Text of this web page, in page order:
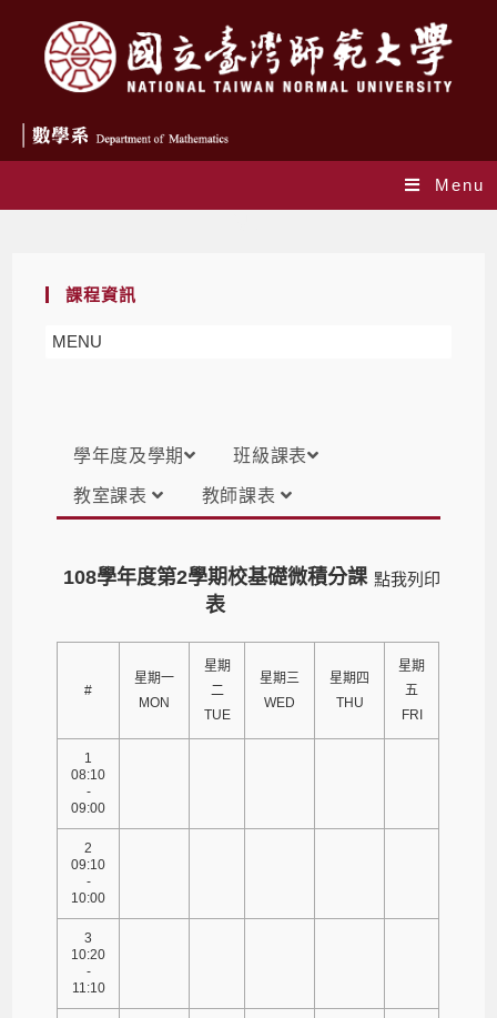
Menu
課程資訊
MENU
學年度及學期 班級課表
教室課表 教師課表
點我列印
108學年度第2學期校基礎微積分課
表
#
星期一
MON
星期
二
TUE
星期三
WED
星期四
THU
星期
五
FRI
1
08:10
-
09:00
2
09:10
-
10:00
3
10:20
-
11:10